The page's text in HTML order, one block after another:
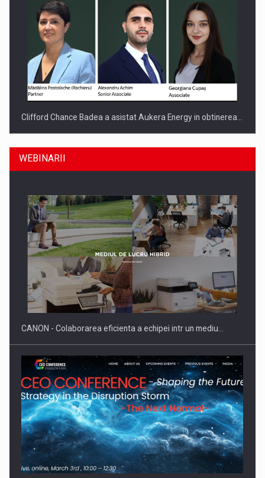
Clifford Chance Badea a asistat Aukera Energy in obtinerea…
SAPTE PERSONALITATI DIN MEDIUL DE AFACERI, ACADEMIC
SI INSTITUTIONAL…
Hard Enduro Piatra Craiului 2026, fueled by benzinariile RO…
WEBINARII
CANON - Colaborarea eficienta a echipei intr un mediu…